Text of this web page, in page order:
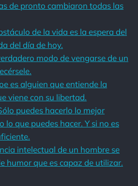
de pronto cambiaron todas las
de la vida es la espera del
del día de hoy.
modo de vengarse de un
es alguien que entiende la
viene con su libertad.
puedes hacerlo lo mejor
lo que puedes hacer. Y si no es
intelectual de un hombre se
humor que es capaz de utilizar.